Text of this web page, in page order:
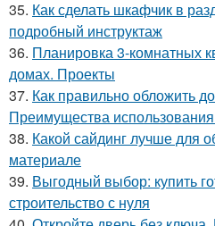
35. Как сделать шкафчик в
подробный инструктаж
36. Планировка 3-комнатных
домах. Проекты
37. Как правильно обложить
Преимущества
38. Какой сайдинг лучше для
материале
39. Выгодный выбор: купить
строительство с нуля